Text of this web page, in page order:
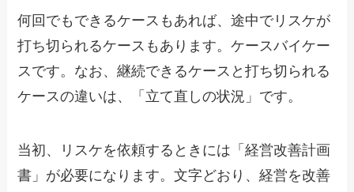
何回でもできるケースもあれば、途中でリスケが
打ち切られるケースもあります。ケースバイケー
スです。なお、継続できるケースと打ち切られる
ケースの違いは、「立て直しの状況」です。
当初、リスケを依頼するときには「経営改善計画
書」が必要になります。文字どおり、経営を改善